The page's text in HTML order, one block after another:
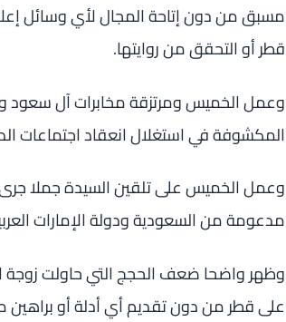
مسبق من دون إتاحة المجال لأي وسائل
قطر أو التحقق من روايتها.
وعمل الخميس ومرتزقة مخابرات آل سعود
المكشوفة في استغلال انعقاد اجتماعات الدورة 43 لمجلس حقوق الإنسان التابع
وعمل الخميس على تلقين السيدة جملا جرى
مدعومة من السعودية ودولة الإمارات
وظهر واضحا ضعف الحجج التي حاولت زوجة
على قطر من دون تقديم أي أدلة أو